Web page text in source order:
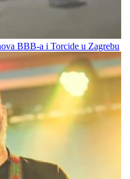
BBB-a i Torcide u Zagrebu